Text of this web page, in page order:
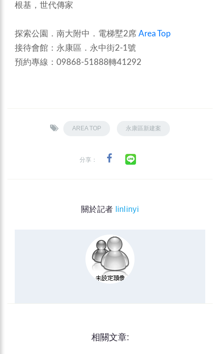
根基，世代傳家
探索公園．南大附中．電梯墅2席 Area Top
接待會館：永康區．永中街2-1號
預約專線：09868-51888轉41292
AREA TOP 永康區新建案
分享：
關於記者 linlinyi
相關文章: